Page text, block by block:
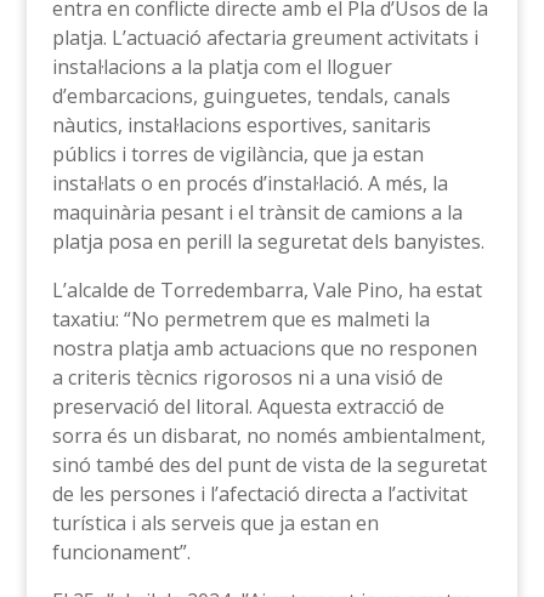
entra en conflicte directe amb el Pla d’Usos de la
platja. L’actuació afectaria greument activitats i
instal·lacions a la platja com el lloguer
d’embarcacions, guinguetes, tendals, canals
nàutics, instal·lacions esportives, sanitaris
públics i torres de vigilància, que ja estan
instal·lats o en procés d’instal·lació. A més, la
maquinària pesant i el trànsit de camions a la
platja posa en perill la seguretat dels banyistes.
L’alcalde de Torredembarra, Vale Pino, ha estat
taxatiu: “No permetrem que es malmeti la
nostra platja amb actuacions que no responen
a criteris tècnics rigorosos ni a una visió de
preservació del litoral. Aquesta extracció de
sorra és un disbarat, no només ambientalment,
sinó també des del punt de vista de la seguretat
de les persones i l’afectació directa a l’activitat
turística i als serveis que ja estan en
funcionament”.